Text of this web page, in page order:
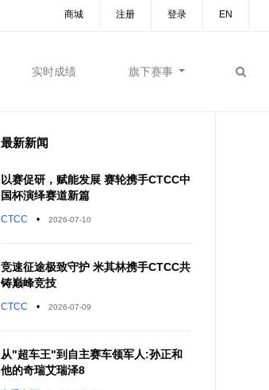
EN
登录
注册
商城
实时成绩 旗下赛事
最新新闻
以赛促研，赋能发展 赛轮携手CTCC中
国杯演绎赛道新篇
CTCC • 2026-07-10
竞速征途极致守护 米其林携手CTCC共
铸巅峰竞技
CTCC • 2026-07-09
从"超车王"到自主赛车领军人:孙正和
他的奇瑞艾瑞泽8